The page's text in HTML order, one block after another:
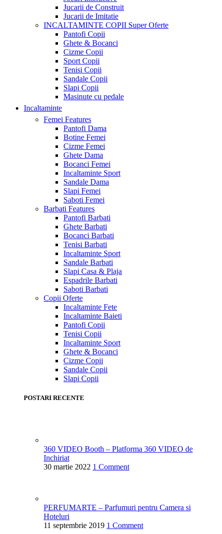
Jucarii de Construit
Jucarii de Imitatie
INCALTAMINTE COPII Super Oferte
Pantofi Copii
Ghete & Bocanci
Cizme Copii
Sport Copii
Tenisi Copii
Sandale Copii
Slapi Copii
Masinute cu pedale
Incaltaminte
Femei Features
Pantofi Dama
Botine Femei
Cizme Femei
Ghete Dama
Bocanci Femei
Incaltaminte Sport
Sandale Dama
Slapi Femei
Saboti Femei
Barbati Features
Pantofi Barbati
Ghete Barbati
Bocanci Barbati
Tenisi Barbati
Incaltaminte Sport
Sandale Barbati
Slapi Casa & Plaja
Espadrile Barbati
Saboti Barbati
Copii Oferte
Incaltaminte Fete
Incaltaminte Baieti
Pantofi Copii
Tenisi Copii
Incaltaminte Sport
Ghete & Bocanci
Cizme Copii
Sandale Copii
Slapi Copii
POSTARI RECENTE
360 VIDEO Booth – Platforma 360 VIDEO de
Inchiriat
30 martie 2022 1 Comment
PERFUMARTE – Parfumuri pentru Camera si
Hoteluri
11 septembrie 2019 1 Comment